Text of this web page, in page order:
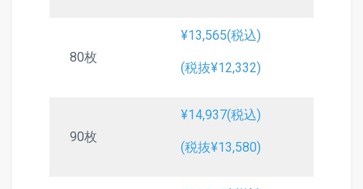
80枚
¥13,565(税込)
(税抜¥12,332)
90枚
¥14,937(税込)
(税抜¥13,580)